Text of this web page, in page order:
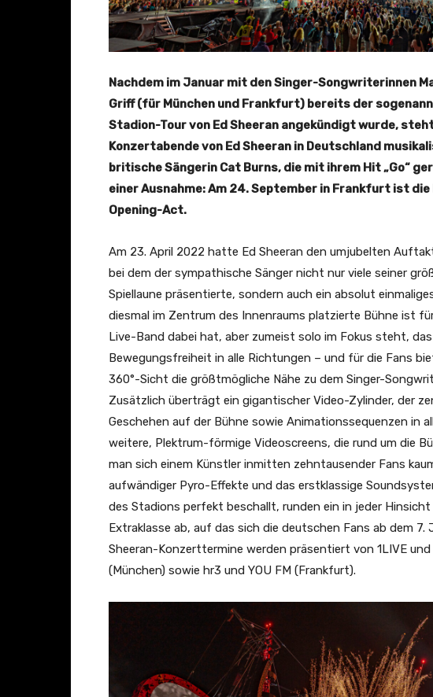
Nachdem im Januar mit den Singer-Songwriterinnen
Griff (für München und Frankfurt) bereits der
Stadion-Tour von Ed Sheeran angekündigt wurde,
Konzertabende von Ed Sheeran in Deutschland
britische Sängerin Cat Burns, die mit ihrem Hit „Go“
einer Ausnahme: Am 24. September in Frankfurt ist
Opening-Act.
Am 23. April 2022 hatte Ed Sheeran den umjubelten
bei dem der sympathische Sänger nicht nur viele seiner
Spiellaune präsentierte, sondern auch ein absolut
diesmal im Zentrum des Innenraums platzierte Bühne ist
Live-Band dabei hat, aber zumeist solo im Fokus steht,
Bewegungsfreiheit in alle Richtungen – und für die Fans
360°-Sicht die größtmögliche Nähe zu dem Singer-
Zusätzlich überträgt ein gigantischer Video-Zylinder, der
Geschehen auf der Bühne sowie Animationssequenzen in
weitere, Plektrum-förmige Videoscreens, die rund um die
man sich einem Künstler inmitten zehntausender Fans
aufwändiger Pyro-Effekte und das erstklassige
des Stadions perfekt beschallt, runden ein in jeder
Extraklasse ab, auf das sich die deutschen Fans ab dem 7.
Sheeran-Konzerttermine werden präsentiert von 1LIVE und
(München) sowie hr3 und YOU FM (Frankfurt).